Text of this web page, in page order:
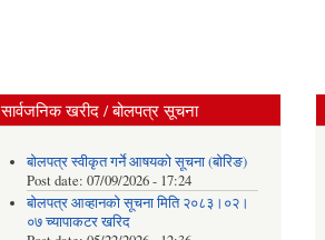
सार्वजनिक खरीद / बोलपत्र सूचना
बोलपत्र स्वीकृत गर्ने आषयको सूचना (बोरिङ)
Post date: 07/09/2026 - 17:24
बोलपत्र आव्हानको सूचना मिति २०८३।०२।
०७ च्यापाकटर खरिद